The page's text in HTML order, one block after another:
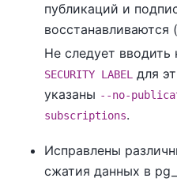
публикаций и
восстанавливаются
Не следует
SECURITY LABEL для
указаны --no-
subscriptions.
Исправлены
сжатия данных в